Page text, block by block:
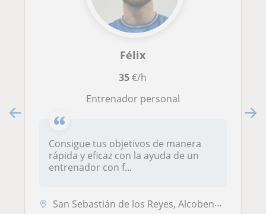
Félix
35€/h
Entrenador personal
Consigue tus objetivos de manera
rápida y eficaz con la ayuda de un
entrenador con f...
San Sebastián de los Reyes, Alcobendas